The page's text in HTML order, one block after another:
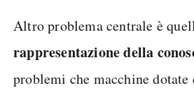
Altro problema centrale è
rappresentazione della
problemi che macchine